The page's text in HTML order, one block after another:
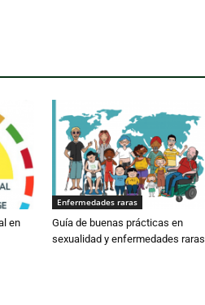
en
Enfermedades raras
Guía de buenas prácticas en
sexualidad y enfermedades raras